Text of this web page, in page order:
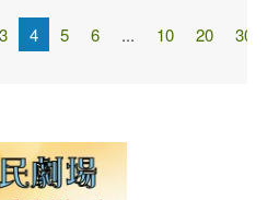
3 4 5 6 ... 10 20 30